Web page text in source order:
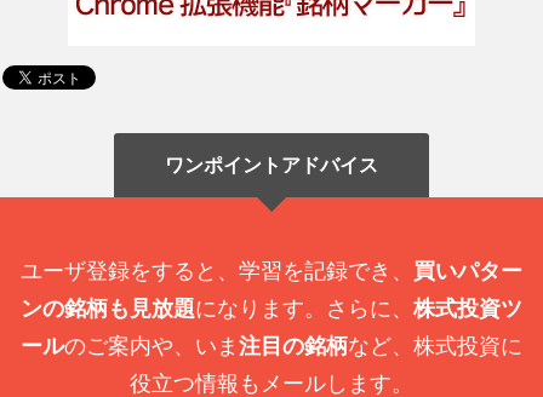
ワンポイントアドバイス
ユーザ登録をすると、学習を記録でき、 買いパター
ンの銘柄も見放題になります。さらに、 株式投資ツ
ールのご案内や、いま 注目の銘柄など、株式投資に
役立つ情報もメールします。